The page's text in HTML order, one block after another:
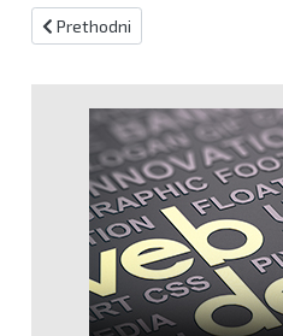
Prethodni članak: Travničanin
Prethodni